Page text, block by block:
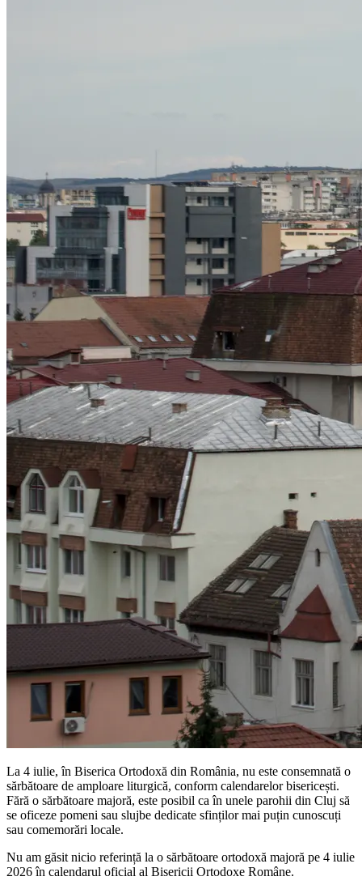
La 4 iulie, în Biserica Ortodoxă din România, nu este consemnată o
sărbătoare de amploare liturgică, conform calendarelor bisericești.
Fără o sărbătoare majoră, este posibil ca în unele parohii din Cluj să
se oficeze pomeni sau slujbe dedicate sfinților mai puțin cunoscuți
sau comemorări locale.
Nu am găsit nicio referință la o sărbătoare ortodoxă majoră pe 4 iulie
2026 în calendarul oficial al Bisericii Ortodoxe Române.